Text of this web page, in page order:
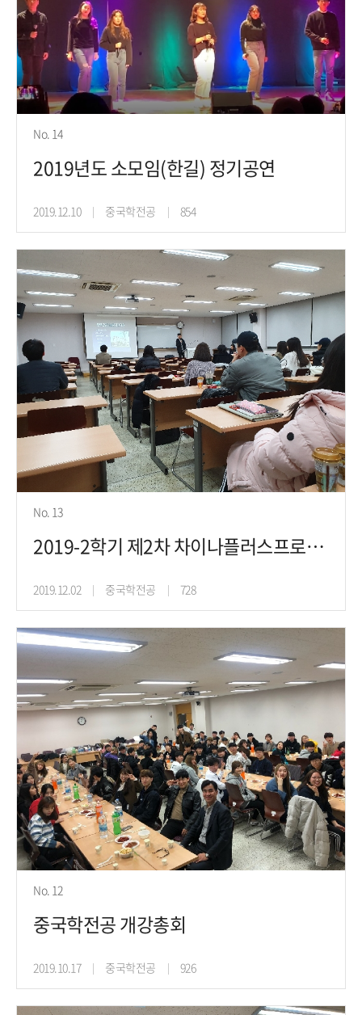
No. 14
2019년도 소모임(한길) 정기공연
2019.12.10 중국학전공 854
No. 13
2019-2학기 제2차 차이나플러스프로젝트 진로취업특강(19.11.27)
2019.12.02 중국학전공 728
No. 12
중국학전공 개강총회
2019.10.17 중국학전공 926